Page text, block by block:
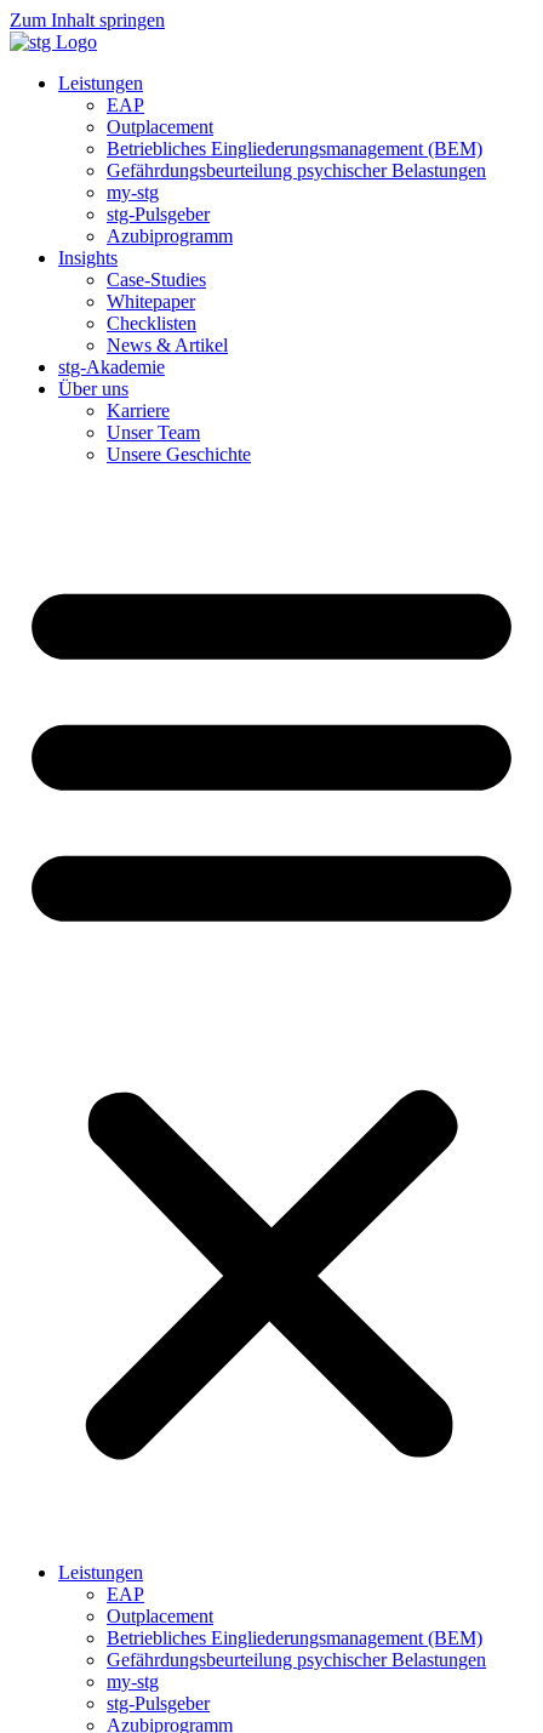
Zum Inhalt springen
Leistungen
EAP
Outplacement
Betriebliches Eingliederungsmanagement (BEM)
Gefährdungsbeurteilung psychischer Belastungen
my-stg
stg-Pulsgeber
Azubiprogramm
Insights
Case-Studies
Whitepaper
Checklisten
News & Artikel
stg-Akademie
Über uns
Karriere
Unser Team
Unsere Geschichte
Leistungen
EAP
Outplacement
Betriebliches Eingliederungsmanagement (BEM)
Gefährdungsbeurteilung psychischer Belastungen
my-stg
stg-Pulsgeber
Azubiprogramm